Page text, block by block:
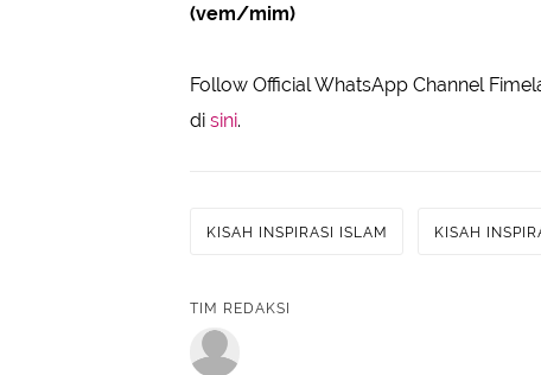
(vem/mim)
Follow Official WhatsApp Channel
di sini.
KISAH INSPIRASI ISLAM KISAH
TIM REDAKSI